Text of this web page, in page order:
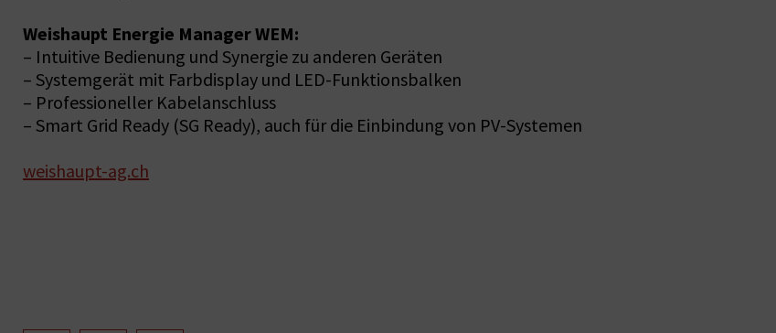
Weishaupt Energie Manager WEM:
– Intuitive Bedienung und Synergie zu anderen Geräten
– Systemgerät mit Farbdisplay und LED-Funktionsbalken
– Professioneller Kabelanschluss
– Smart Grid Ready (SG Ready), auch für die Einbindung von PV-Systemen
weishaupt-ag.ch